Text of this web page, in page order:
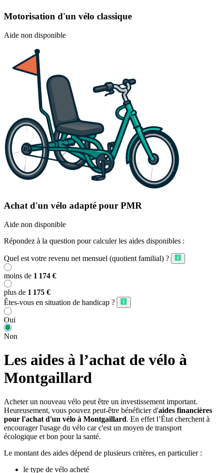
Motorisation d'un vélo classique
Aide non disponible
Achat d'un vélo adapté pour PMR
Aide non disponible
Répondez à la question pour calculer les aides disponibles :
Quel est votre revenu net mensuel (quotient familial) ?
moins de 1 174 €
plus de 1 175 €
Êtes-vous en situation de handicap ?
Oui
Non
Les aides à l’achat de vélo à
Montgaillard
Acheter un nouveau vélo peut être un investissement important.
Heureusement, vous pouvez peut-être bénéficier d'aides financières
pour l'achat d'un vélo à Montgaillard. En effet l’État cherchent à
encourager l'usage du vélo car c'est un moyen de transport
écologique et bon pour la santé.
Le montant des aides dépend de plusieurs critères, en particulier :
le type de vélo acheté